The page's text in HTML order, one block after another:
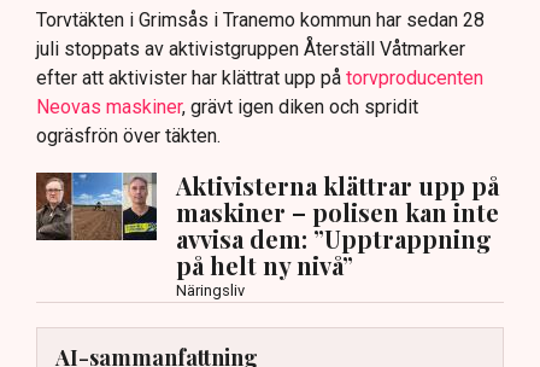
Torvtäkten i Grimsås i Tranemo kommun har sedan 28
juli stoppats av aktivistgruppen Återställ Våtmarker
efter att aktivister har klättrat upp på torvproducenten
Neovas maskiner, grävt igen diken och spridit
ogräsfrön över täkten.
Aktivisterna klättrar upp på
maskiner – polisen kan inte
avvisa dem: ”Upptrappning
på helt ny nivå”
Näringsliv
AI-sammanfattning